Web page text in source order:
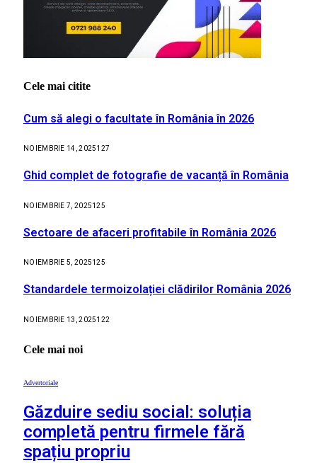
Cele mai citite
Cum să alegi o facultate în România în 2026
NOIEMBRIE 14, 2025127
Ghid complet de fotografie de vacanță în România
NOIEMBRIE 7, 2025125
Sectoare de afaceri profitabile în România 2026
NOIEMBRIE 5, 2025125
Standardele termoizolației clădirilor România 2026
NOIEMBRIE 13, 2025122
Cele mai noi
Advertoriale
Găzduire sediu social: soluția
completă pentru firmele fără
spațiu propriu